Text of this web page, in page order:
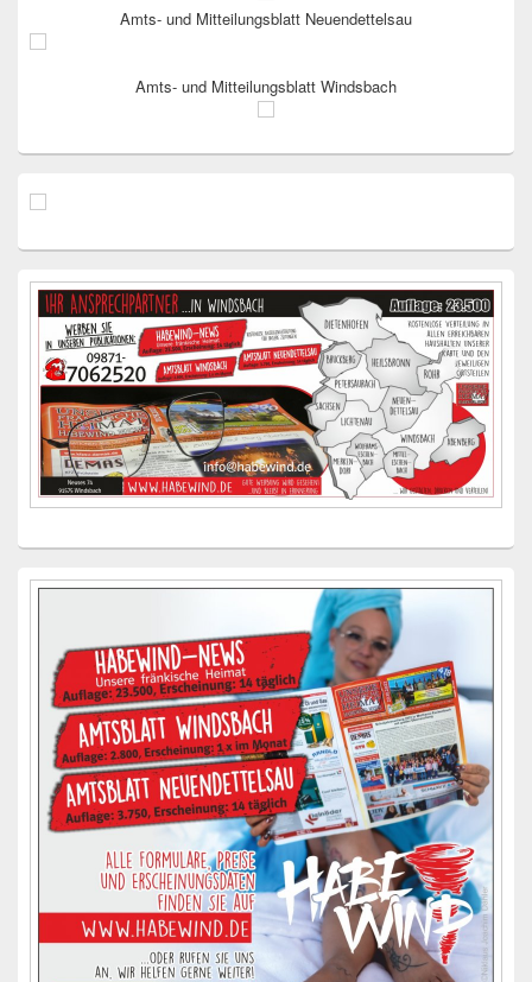
Amts- und Mitteilungsblatt Neuendettelsau
Amts- und Mitteilungsblatt Windsbach